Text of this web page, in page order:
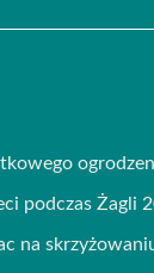
podczas Żagli
na